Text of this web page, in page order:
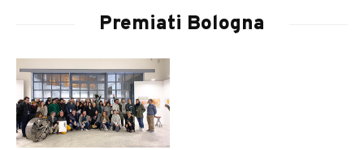
Premiati Bologna